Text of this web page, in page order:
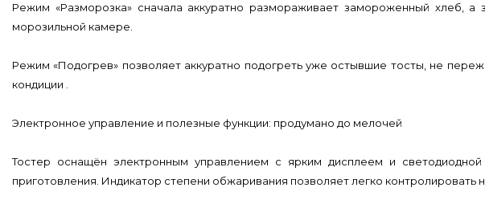
Режим «Разморозка» сначала аккуратно размораживает замороженный хлеб,
морозильной камере.
Режим «Подогрев» позволяет аккуратно подогреть уже остывшие тосты, не
кондиции .
Электронное управление и полезные функции: продумано до мелочей
Тостер оснащён электронным управлением с ярким дисплеем и
приготовления. Индикатор степени обжаривания позволяет легко контролировать